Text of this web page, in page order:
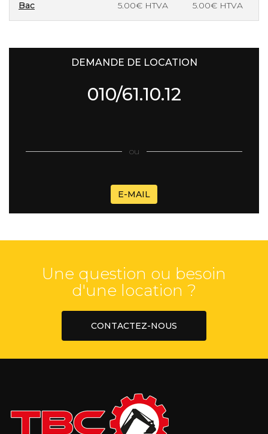
Bac 5.00€ HTVA 5.00€ HTVA
DEMANDE DE LOCATION
010/61.10.12
ou
E-MAIL
Une question ou besoin
d'une location ?
CONTACTEZ-NOUS